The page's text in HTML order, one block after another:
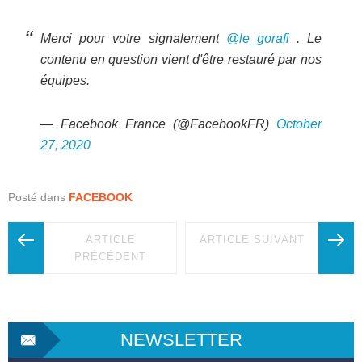
Merci pour votre signalement @le_gorafi. Le
contenu en question vient d'être restauré par nos
équipes.
— Facebook France (@FacebookFR) October
27, 2020
Posté dans FACEBOOK
ARTICLE
PRÉCÉDENT
ARTICLE SUIVANT
NEWSLETTER